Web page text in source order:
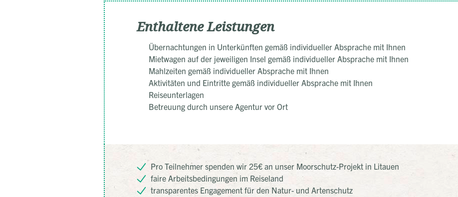
Enthaltene Leistungen
Übernachtungen in Unterkünften gemäß individueller Absprache mit Ihnen
Mietwagen auf der jeweiligen Insel gemäß individueller Absprache mit Ihnen
Mahlzeiten gemäß individueller Absprache mit Ihnen
Aktivitäten und Eintritte gemäß individueller Absprache mit Ihnen
Reiseunterlagen
Betreuung durch unsere Agentur vor Ort
Pro Teilnehmer spenden wir 25€ an unser Moorschutz-Projekt in Litauen
faire Arbeitsbedingungen im Reiseland
transparentes Engagement für den Natur- und Artenschutz